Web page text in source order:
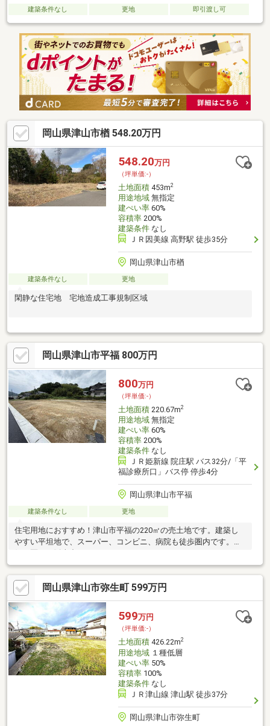
建築条件なし 更地 即引渡し可
岡山県津山市楢 548.20万円
548.20万円
（坪単価:-）
土地面積453m2
用途地域無指定
建ぺい率60%
容積率200%
建築条件なし
ＪＲ因美線 高野駅 徒歩35分
岡山県津山市楢
建築条件なし 更地
閑静な住宅地 宅地造成工事規制区域
岡山県津山市平福 800万円
800万円
（坪単価:-）
土地面積220.67m2
用途地域無指定
建ぺい率60%
容積率200%
建築条件なし
ＪＲ姫新線 院庄駅 バス32分/「平
福診療所口」バス停 停歩4分
岡山県津山市平福
建築条件なし 更地
住宅用地におすすめ！津山市平福の220㎡の売土地です。建築し
やすい平坦地で、スーパー、コンビニ、病院も徒歩圏内です。南
岡山県津山市弥生町 599万円
599万円
（坪単価:-）
土地面積426.22m2
用途地域１種低層
建ぺい率50%
容積率100%
建築条件なし
ＪＲ津山線 津山駅 徒歩37分
岡山県津山市弥生町